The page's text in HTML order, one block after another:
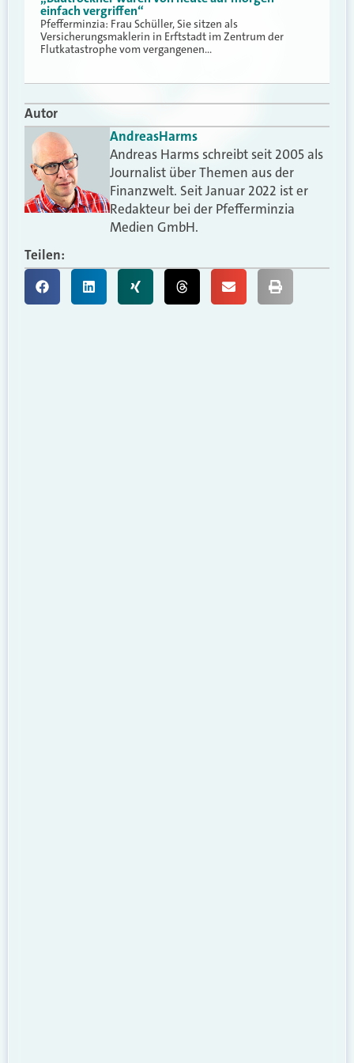
einfach vergriffen“
Pfefferminzia: Frau Schüller, Sie sitzen als
Versicherungsmaklerin in Erftstadt im Zentrum der
Flutkatastrophe vom vergangenen…
Autor
AndreasHarms
Andreas Harms schreibt seit 2005 als
Journalist über Themen aus der
Finanzwelt. Seit Januar 2022 ist er
Redakteur bei der Pfefferminzia
Medien GmbH.
Teilen: